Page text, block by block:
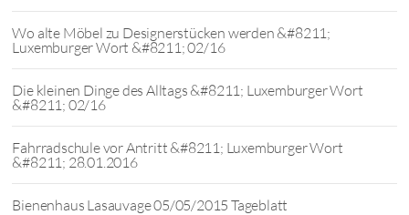
Wo alte Möbel zu Designerstücken werden &#8211;
Luxemburger Wort &#8211; 02/16
Die kleinen Dinge des Alltags &#8211; Luxemburger Wort
&#8211; 02/16
Fahrradschule vor Antritt &#8211; Luxemburger Wort
&#8211; 28.01.2016
Bienenhaus Lasauvage 05/05/2015 Tageblatt